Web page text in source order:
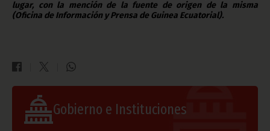
lugar, con la mención de la fuente de origen de la misma
(Oficina de Información y Prensa de Guinea Ecuatorial).
Gobierno e Instituciones